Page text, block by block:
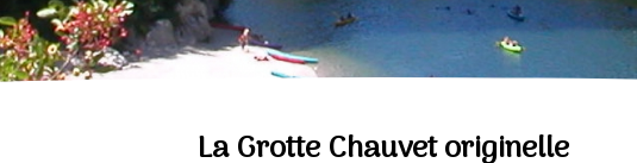
La Grotte Chauvet originelle